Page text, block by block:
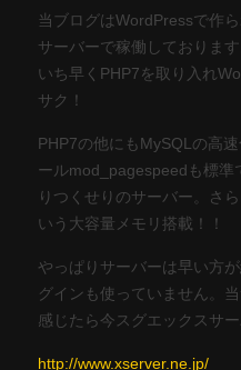
当ブログはWordPressで作
サーバーで稼働しております
いち早くPHP7を取り入れ
サク！
PHP7の他にもMySQLの高
ールmod_pagespeedも標準
りつくせりのサーバー。さ
いう大容量メモリ搭載！！
やっぱりサーバーは早い方
グインも使っていません。
感じたら今スグエックスサ
http://www.xserver.ne.jp/